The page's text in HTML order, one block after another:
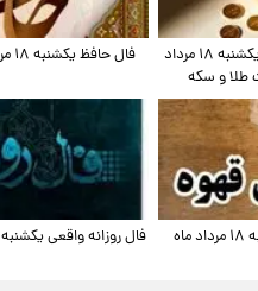
قیمت طلا و سکه امروز یکشنبه ۱۸ مرداد
فال حافظ یکشنبه ۱۸ مرداد ماه ۱۴۰۵
فال قهوه روزانه یکشنبه ۱۸ مرداد ماه
فال روزانه واقعی یکشنبه ۱۸ مرداد ۱۴۰۵